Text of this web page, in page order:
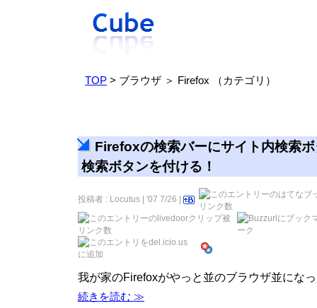
TOP > ブラウザ ＞ Firefox （カテゴリ）
Firefoxの検索バーにサイト内検索
検索ボタンを付ける！
投稿者 : Locutus | '07 7/26 |
我が家のFirefoxがやっと並のブラウザ並にな
続きを読む ≫